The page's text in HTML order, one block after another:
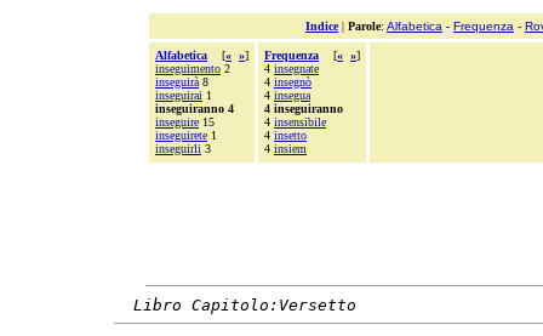
Indice| Parole: Alfabetica - Frequenza -
Alfabetica [« »]
inseguimento 2
inseguirà 8
inseguirai 1
inseguiranno 4
inseguire 15
inseguirete 1
inseguirli 3
Frequenza [« »]
4 insegnate
4 insegnò
4 insegua
4 inseguiranno
4 insensibile
4 insetto
4 insiem
Libro Capitolo:Versetto